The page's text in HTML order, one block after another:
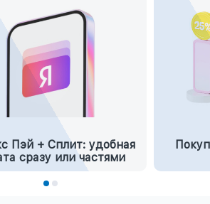
Пэй + Сплит: удобная
сразу или частями